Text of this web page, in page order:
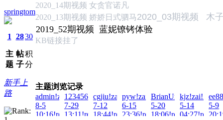
springtom
1
主
题
28
帖
子
30
积
分
新手上
路
2020_14期视频 女贪官诺凡
2020_13期视频 娇娇日式驷马2020_03期视频 木
2019_52期视频 蓝妮镣铐体验
KB链接挂了
主题浏览记录
admin!zai!2026-
8-5
10:16!read!
123456Q!zai!2026-
7-29
13:11!read!
cgjiu!zai!2026-
7-12
18:44!read!
pyw!zai!2026-
6-15
23:36!read!
BrianUnwit!zai!2026-
5-20
18:06!read!
kjz!zai!2026-
5-14
04:27!read!
5-9